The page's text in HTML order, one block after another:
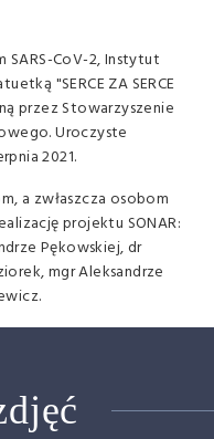
SARS-CoV-2, Instytut
"SERCE ZA SERCE
przez Stowarzyszenie
Uroczyste
2021.
a zwłaszcza osobom
projektu SONAR:
Pękowskiej, dr
mgr Aleksandrze